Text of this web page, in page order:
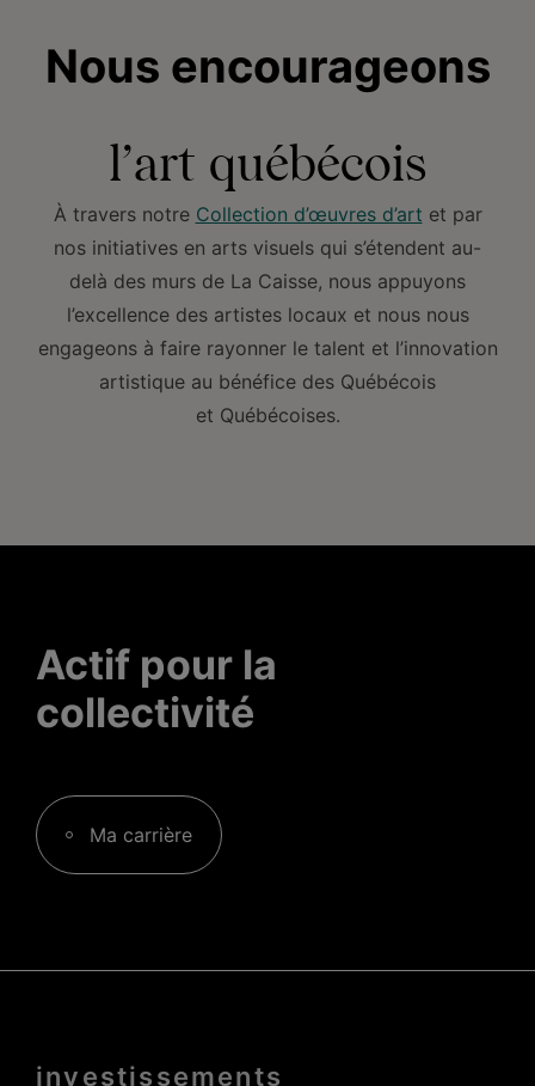
Nous encourageons
l’art québécois
À travers notre Collection d’œuvres d’art et par
nos initiatives en arts visuels qui s’étendent au-
delà des murs de La Caisse, nous appuyons
l’excellence des artistes locaux et nous nous
engageons à faire rayonner le talent et l’innovation
artistique au bénéfice des Québécois
et Québécoises.
Actif pour la
collectivité
Ma carrière
Menu
investissements